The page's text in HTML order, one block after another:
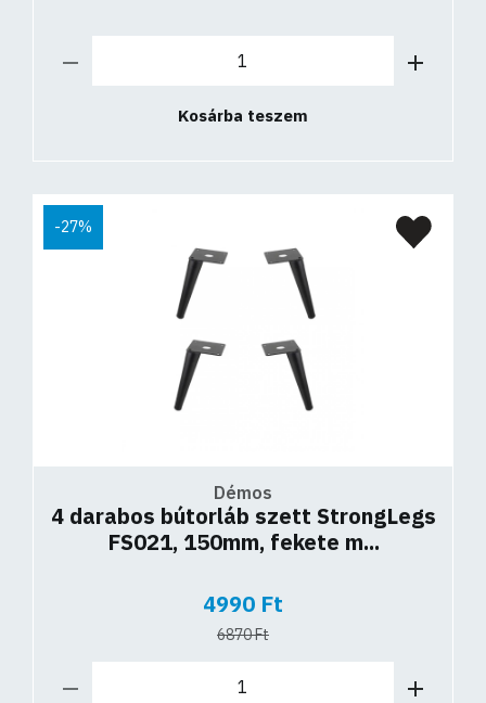
Kosárba teszem
-27%
Démos
4 darabos bútorláb szett StrongLegs
FS021, 150mm, fekete m...
4990 Ft
6870 Ft